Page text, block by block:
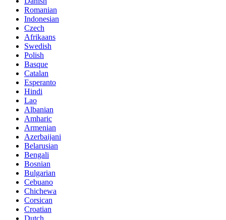
Romanian
Indonesian
Czech
Afrikaans
Swedish
Polish
Basque
Catalan
Esperanto
Hindi
Lao
Albanian
Amharic
Armenian
Azerbaijani
Belarusian
Bengali
Bosnian
Bulgarian
Cebuano
Chichewa
Corsican
Croatian